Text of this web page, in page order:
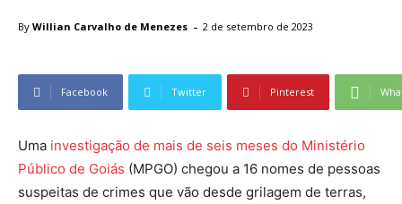
By Willian Carvalho de Menezes - 2 de setembro de 2023
Facebook Twitter Pinterest
Uma investigação de mais de seis meses do Ministério
Público de Goiás (MPGO) chegou a 16 nomes de pessoas
suspeitas de crimes que vão desde grilagem de terras,